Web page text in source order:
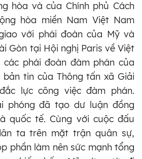
hòa và của Chính phủ Cách
hòa miền Nam Việt Nam
với phái đoàn của Mỹ và
Gòn tại Hội nghị Paris về Việt
các phái đoàn đàm phán của
tin của Thông tấn xã Giải
lực công việc đàm phán.
phóng đã tạo dư luận đồng
quốc tế. Cùng với cuộc đấu
ta trên mặt trận quân sự,
phần làm nên sức mạnh tổng